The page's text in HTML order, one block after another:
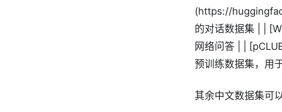
(https://
的对话数据集 | |
网络问答 | |
预训练数据集，用
其余中文数据集可